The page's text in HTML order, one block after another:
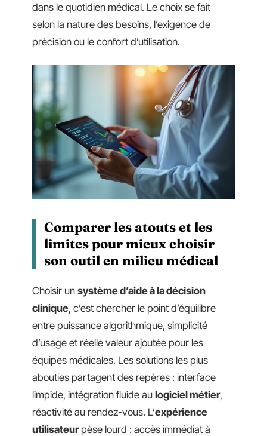
dans le quotidien médical. Le choix se fait
selon la nature des besoins, l’exigence de
précision ou le confort d’utilisation.
Comparer les atouts et les
limites pour mieux choisir
son outil en milieu médical
Choisir un système d’aide à la décision
clinique, c’est chercher le point d’équilibre
entre puissance algorithmique, simplicité
d’usage et réelle valeur ajoutée pour les
équipes médicales. Les solutions les plus
abouties partagent des repères : interface
limpide, intégration fluide au logiciel métier,
réactivité au rendez-vous. L’expérience
utilisateurpèse lourd : accès immédiat à